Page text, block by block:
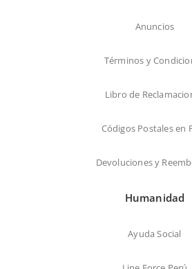
Anuncios
Términos y
Libro de
Códigos Postales en
Devoluciones y
Humanidad
Ayuda Social